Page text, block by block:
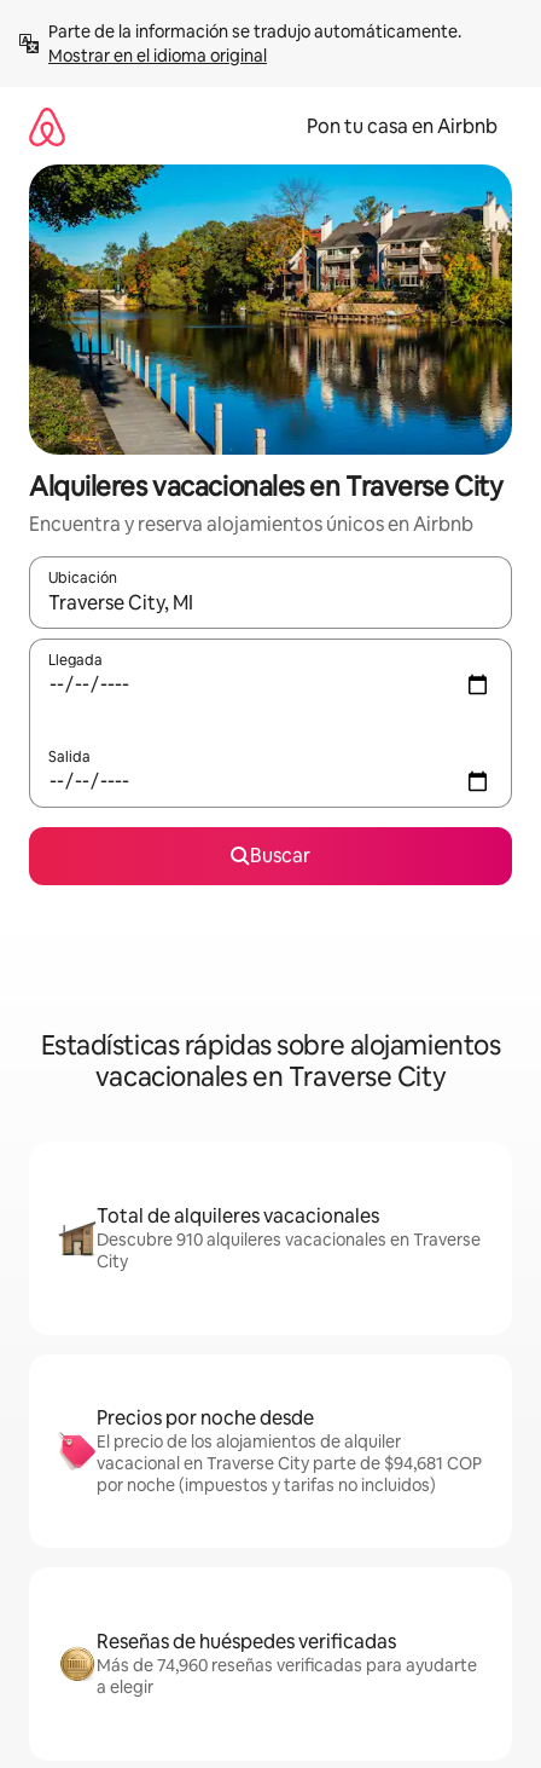
contenidoMostrar en el idioma original
Pon tu casa en Airbnb
Alquileres vacacionales en Traverse City
Encuentra y reserva alojamientos únicos en Airbnb
Ubicación
Cuando los resultados estén disponibles, navega con las
Llegada
Salida
Buscar
Estadísticas rápidas sobre alojamientos
vacacionales en Traverse City
Total de alquileres vacacionales
Descubre 910 alquileres vacacionales en Traverse
City
Precios por noche desde
El precio de los alojamientos de alquiler
vacacional en Traverse City parte de $94,681 COP
por noche (impuestos y tarifas no incluidos)
Reseñas de huéspedes verificadas
Más de 74,960 reseñas verificadas para ayudarte
a elegir